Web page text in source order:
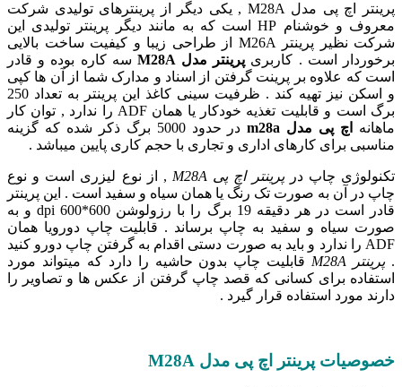
پرینتر اچ پی مدل M28A , یکی دیگر از پرینترهای تولیدی شرکت
معروف و خوشنام HP است که به مانند دیگر پرینتر تولیدی این
شرکت نظیر پرینتر M26A از طراحی زیبا و کیفیت ساخت بالایی
برخوردار است . کاربری پرینتر مدل M28A
سه کاره بوده و قادر
است که علاوه بر پرینت گرفتن از اسناد و مدارک شما از آن ها کپی
و اسکن نیز تهیه کند . ظرفیت سینی کاغذ این پرینتر به تعداد 250
برگ است و قابلیت تغذیه خودکار یا همان ADF را ندارد , توان کار
ماهانه
اچ پی مدل m28a
در حدود 5000 برگ ذکر شده که گزینه
مناسبی برای کارهای اداری و تجاری با حجم کاری پایین میباشد .
تکنولوژی چاپ درپرینتر اچ پی M28A
, از نوع لیزری است و نوع
چاپ در آن به صورت تک رنگ یا همان سیاه و سفید است . این پرینتر
قادر است در هر دقیقه 19 برگ را با رزولوشن 600*600 dpi و به
صورت سیاه و سفید به چاپ برساند . قابلیت چاپ دورویا همان
ADF را ندارد و باید به صورت دستی اقدام به گرفتن چاپ دورو کنید
.پرینتر M28A
قابلیت چاپ بدون حاشیه را دارد که میتواند مورد
استفاده برای کسانی که قصد چاپ گرفتن از عکس ها و تصاویر را
دارند مورد استفاده قرار گیرد .
خصوصیات پرینتر اچ پی مدل M28A